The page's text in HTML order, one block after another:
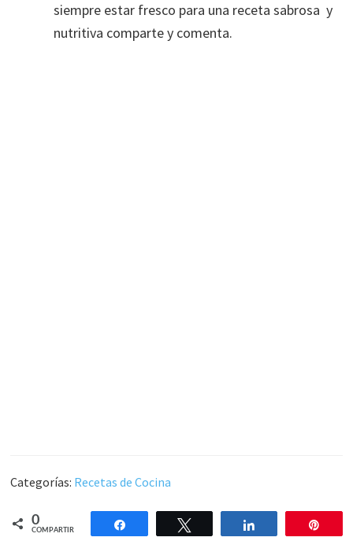
siempre estar fresco para una receta sabrosa y
nutritiva comparte y comenta.
Categorías: Recetas de Cocina
0
COMPARTIR
Compartir Compartir